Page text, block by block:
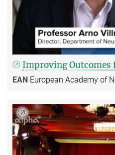
Improving Outcomes
EAN European Academy of